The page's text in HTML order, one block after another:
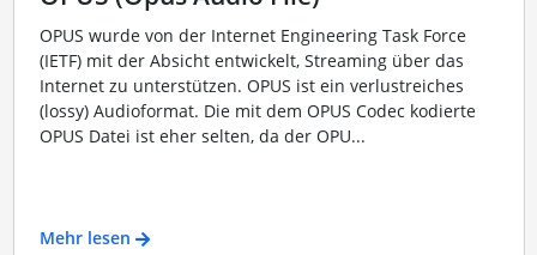
OPUS wurde von der Internet Engineering Task Force
(IETF) mit der Absicht entwickelt, Streaming über das
Internet zu unterstützen. OPUS ist ein verlustreiches
(lossy) Audioformat. Die mit dem OPUS Codec kodierte
OPUS Datei ist eher selten, da der OPU...
Mehr lesen